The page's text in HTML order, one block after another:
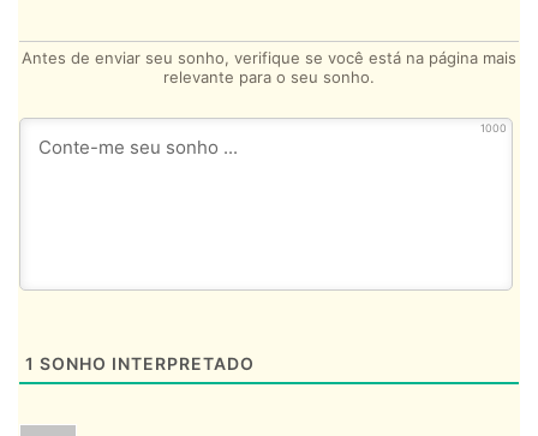
Antes de enviar seu sonho, verifique se você está na página mais
relevante para o seu sonho.
1000
1 SONHO INTERPRETADO